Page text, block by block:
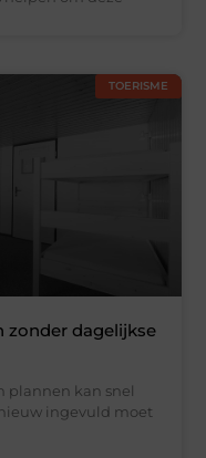
TOERISME
zonder dagelijkse
plannen kan snel
ingevuld moet